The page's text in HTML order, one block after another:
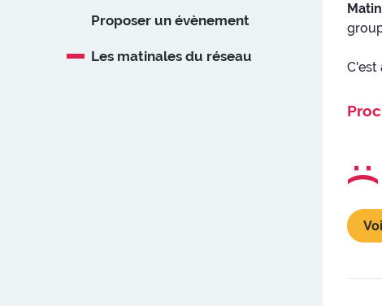
C'est
:(
Proposer un évènement
Les matinales du réseau